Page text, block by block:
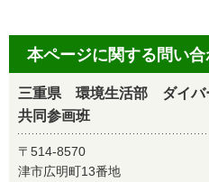
本ページに関する問い
三重県 環境生活部 ダイバ
共同参画班
〒514-8570
津市広明町13番地